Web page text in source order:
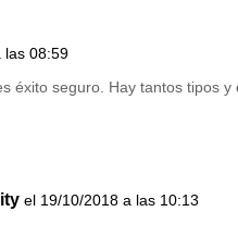
las 08:59
éxito seguro. Hay tantos tipos
el 19/10/2018 a las 10:13